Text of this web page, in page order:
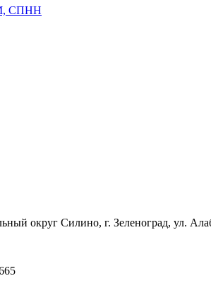
СПНН
округ Силино, г. Зеленоград, ул.